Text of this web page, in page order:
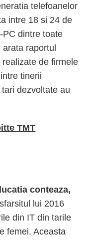
telefoanelor
intre 18 si 24 de
PC dintre toate
raportul
de firmele
tinerii
dezvoltate au
TMT
conteaza,
lui 2016
din IT din tarile
femei. Aceasta